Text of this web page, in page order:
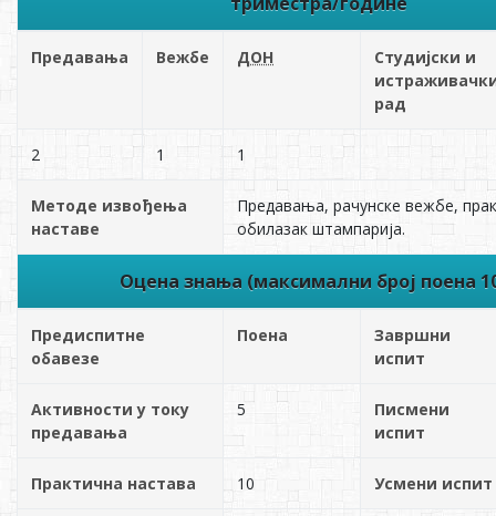
Предавања Вежбе ДОН
Студијски и
рад
2 1 1
Методе извођења
наставе
Предавања, рачунске вежбе,
обилазак штампарија.
Оцена знања (максимални број поена
Предиспитне
обавезе
Поена
Завршни
испит
Активности у току
предавања
5
Писмени
испит
Практична настава 10 Усмени испит